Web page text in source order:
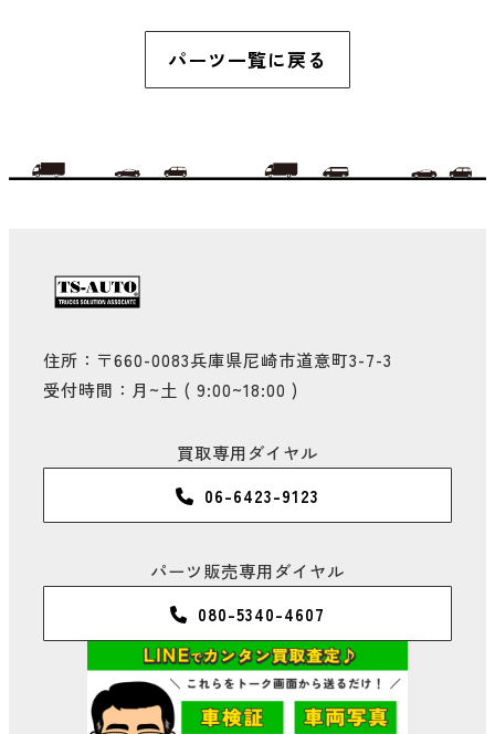
パーツ一覧に戻る
住所：〒660-0083兵庫県尼崎市道意町3-7-3
受付時間：月~土 ( 9:00~18:00 )
買取専用ダイヤル
06-6423-9123
パーツ販売専用ダイヤル
080-5340-4607